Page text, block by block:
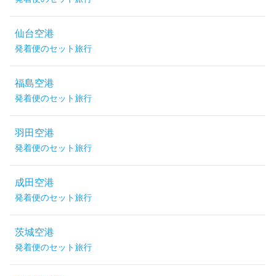
仙台空港
発着便のセット旅行
福島空港
発着便のセット旅行
羽田空港
発着便のセット旅行
成田空港
発着便のセット旅行
茨城空港
発着便のセット旅行